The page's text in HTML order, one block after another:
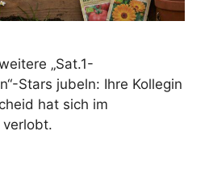
„Sat.1-
Stars jubeln: Ihre Kollegin
hat sich im
verlobt.